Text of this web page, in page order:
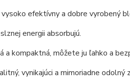
efektívny a dobre vyrobený
energii absorbujú.
a kompaktná, môžete ju ľahko a
vynikajúci a mimoriadne